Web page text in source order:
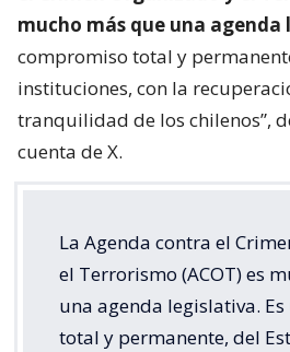
mucho más que una
compromiso total y
instituciones, con la
tranquilidad de los chilenos”,
cuenta de X.
La Agenda contra el
el Terrorismo (ACOT) es
una agenda legislativa.
total y permanente, del